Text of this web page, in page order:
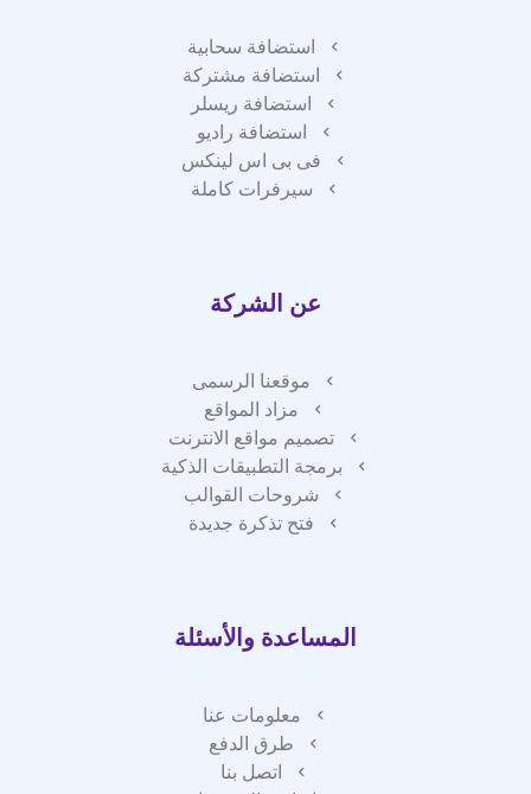
استضافة سحابية
استضافة مشتركة
استضافة ريسلر
استضافة راديو
فى بى اس لينكس
سيرفرات كاملة
عن الشركة
موقعنا الرسمى
مزاد المواقع
تصميم مواقع الانترنت
برمجة التطبيقات الذكية
شروحات القوالب
فتح تذكرة جديدة
المساعدة والأسئلة
معلومات عنا
طرق الدفع
اتصل بنا